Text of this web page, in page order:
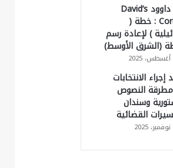
ممر داوود David’s
Corrido : خطة (
) لإعادة رسم
(الشرق الأوسط)
الانتخابات
النصوص
وسندان
القضائية